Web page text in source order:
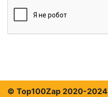
© Top100Zap 2020-2024